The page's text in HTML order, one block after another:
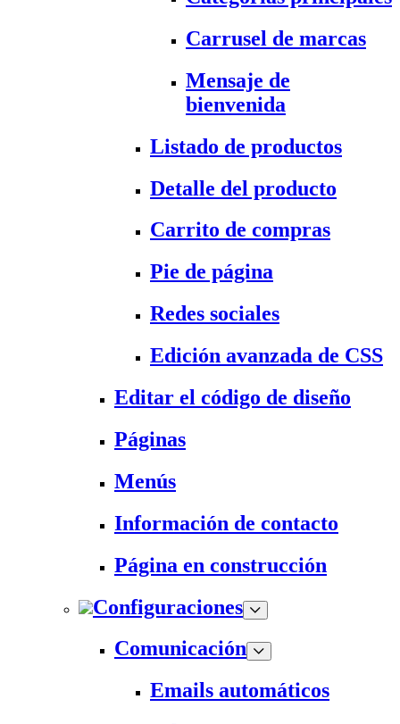
Carrusel de marcas
Mensaje de
bienvenida
Listado de productos
Detalle del producto
Carrito de compras
Pie de página
Redes sociales
Edición avanzada de CSS
Editar el código de diseño
Páginas
Menús
Información de contacto
Página en construcción
Configuraciones
Comunicación
Emails automáticos